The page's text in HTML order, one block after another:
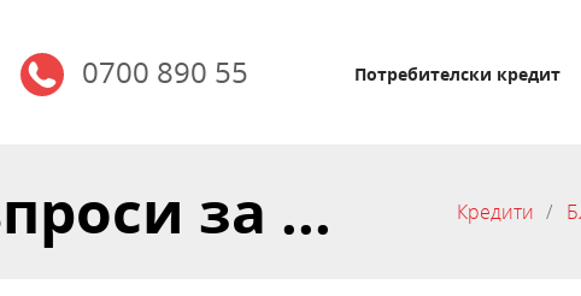
0700 890 55 Потребителски кредит
за ... Кредити